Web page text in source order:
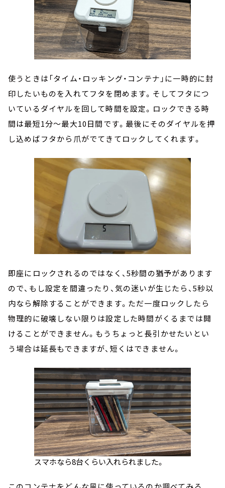
使うときは「タイム・ロッキング・コンテナ」に一時的に封
印したいものを入れてフタを閉めます。そしてフタにつ
いているダイヤルを回して時間を設定。ロックできる時
間は最短1分～最大10日間です。最後にそのダイヤルを押
し込めばフタから爪がでてきてロックしてくれます。
即座にロックされるのではなく、5秒間の猶予があります
ので、もし設定を間違ったり、気の迷いが生じたら、5秒以
内なら解除することができます。ただ一度ロックしたら
物理的に破壊しない限りは設定した時間がくるまでは開
けることができません。もうちょっと長引かせたいとい
う場合は延長もできますが、短くはできません。
スマホなら8台くらい入れられました。